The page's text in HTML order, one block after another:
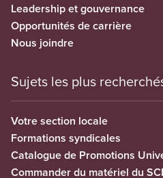
Leadership et gouvernance
Opportunités de carrière
Nous joindre
Sujets les plus
Votre section locale
Formations syndicales
Catalogue de Promotions
Commander du matériel du